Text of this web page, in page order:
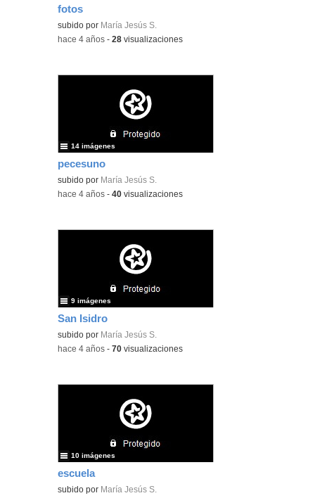
fotos
subido por María Jesús S.
-hace 4 años -28 visualizaciones
pecesuno
subido por María Jesús S.
14 imágenes
-hace 4 años -40 visualizaciones
San Isidro
subido por María Jesús S.
9 imágenes
-hace 4 años -70 visualizaciones
escuela
subido por María Jesús S.
10 imágenes